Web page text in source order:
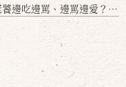
、邊罵邊愛？小辣雞揭密！」